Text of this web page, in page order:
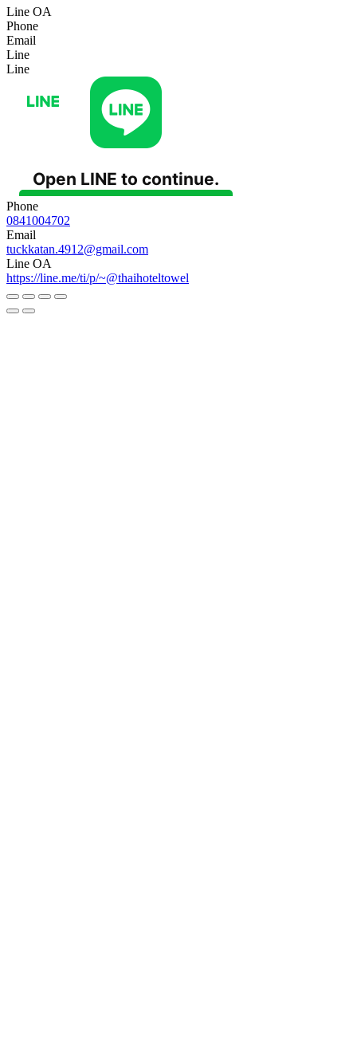
Line OA
Phone
Email
Line
Line
Phone
0841004702
Email
tuckkatan.4912@gmail.com
Line OA
https://line.me/ti/p/~@thaihoteltowel